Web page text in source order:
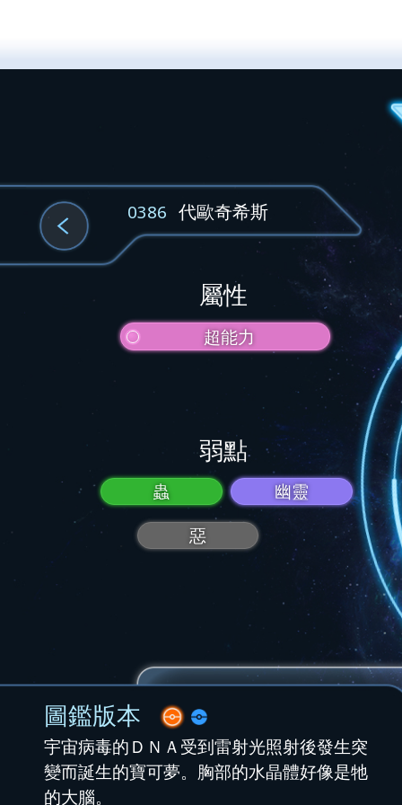
0386 代歐奇希斯
屬性
超能力
弱點
蟲
幽靈
惡
圖鑑版本
宇宙病毒的ＤＮＡ受到雷射光照射後發生突
變而誕生的寶可夢。胸部的水晶體好像是牠
的大腦。